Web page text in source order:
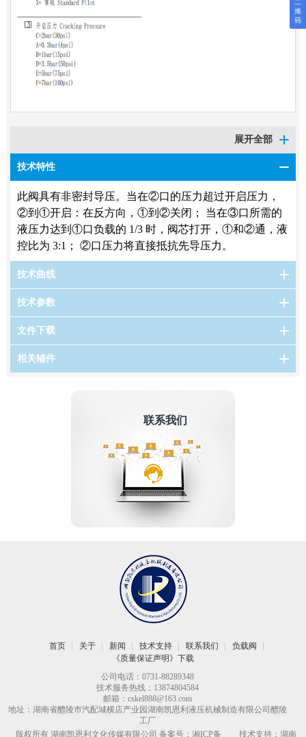
展开全部
技术特性
此阀具有非密封导压。当在②口的压力超过开启压力，
②到①开启：在反方向，①到②关闭； 当在③口所需的
液压力达到①口负载的 1/3 时，阀芯打开，①和②通，液
控比为 3:1； ②口压力将直接抵抗先导压力。
技术曲线
技术参数
文件下载
相关辅件
联系我们
首页 关于 新闻 技术支持 联系我们
负载阀
《质量保证声明》下载
公司电话：0731-88289348
技术服务热线：13874804584
邮箱： cskel888@163.com
地址：湖南省醴陵市汽配城横店产业园湖南凯恩利液压机械制造有限公司醴陵
工厂
版权所有 湖南凯恩利文化传媒有限公司 备案号： 湘ICP备 技术支持：湖南